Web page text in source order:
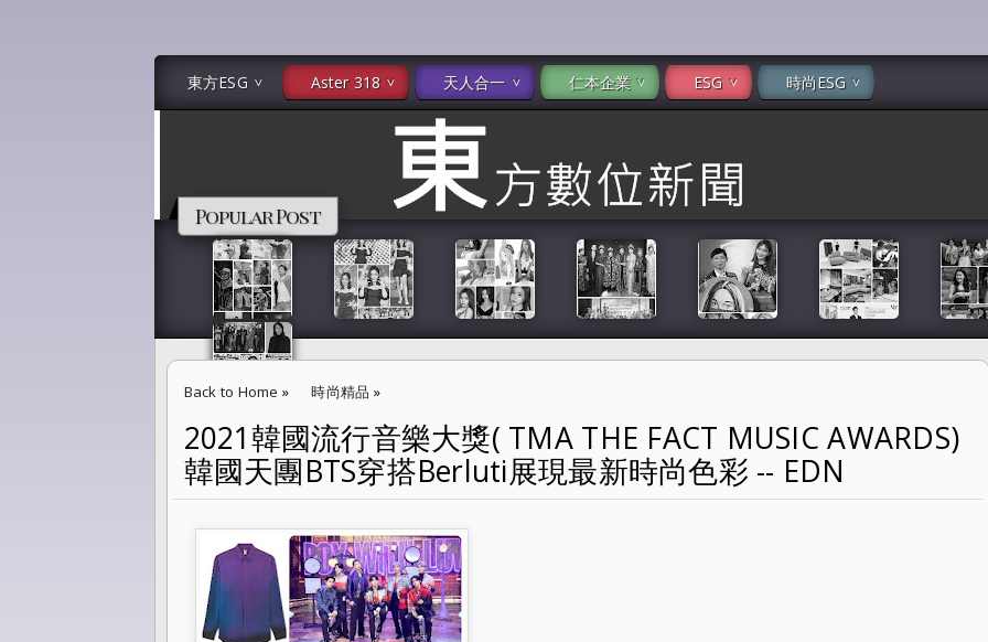
東方ESG Aster 318 天人合一 仁本企業 ESG 時尚ESG
Popular Post
Back to Home » 時尚精品 »
2021韓國流行音樂大獎( TMA THE FACT MUSIC AWARDS) 韓國天團BTS穿搭Berluti展現最新時尚色彩 --
EDN
2021韓國流行音樂大獎( TMA THE FACT MUSIC AWARDS)
韓國天團BTS穿搭Berluti展現最新時尚色彩 -- EDN